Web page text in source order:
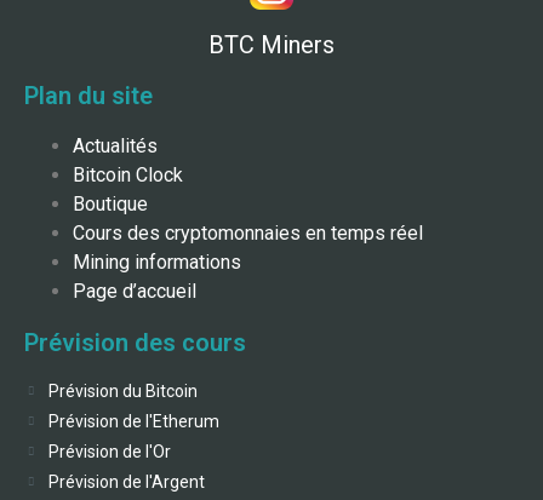
BTC Miners
Plan du site
Actualités
Bitcoin Clock
Boutique
Cours des cryptomonnaies en temps réel
Mining informations
Page d’accueil
Prévision des cours
Prévision du Bitcoin
Prévision de l'Etherum
Prévision de l'Or
Prévision de l'Argent